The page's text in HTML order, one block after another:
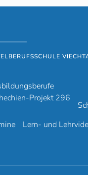
Projekt 296
Lern- und